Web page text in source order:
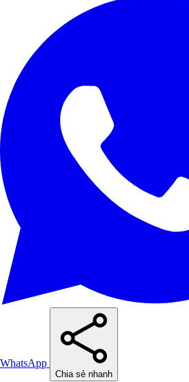
WhatsApp
Chia sẻ nhanh